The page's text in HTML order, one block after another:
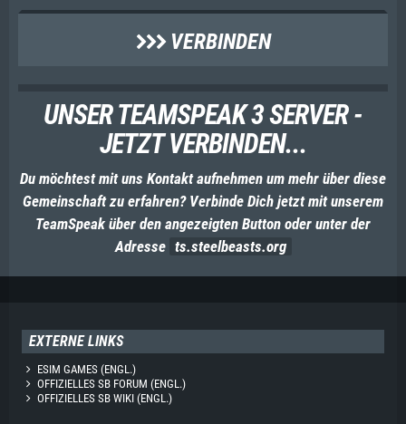
VERBINDEN
UNSER TEAMSPEAK 3 SERVER -
JETZT VERBINDEN...
Du möchtest mit uns Kontakt aufnehmen um mehr über diese
Gemeinschaft zu erfahren? Verbinde Dich jetzt mit unserem
TeamSpeak über den angezeigten Button oder unter der
Adresse ts.steelbeasts.org
EXTERNE LINKS
ESIM GAMES (ENGL.)
OFFIZIELLES SB FORUM (ENGL.)
OFFIZIELLES SB WIKI (ENGL.)